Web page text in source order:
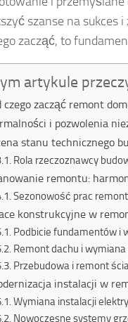
szanse na sukces
zacząć, to
artykule
czego zacząć remont
i pozwolenia
stanu technicznego
Rola rzeczoznawcy
remontu:
Sezonowość prac
konstrukcyjne w
Podbicie fundamentów i
Remont dachu i
Przebudowa i remont
instalacji w
Wymiana instalacji
Nowoczesne systemy